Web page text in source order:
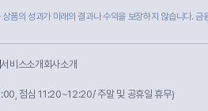
품의 성과가 미래의 결과나 수익을 보장하지 않습니다.
서비스소개 회사소개
점심 11:20~12:20/ 주말 및 공휴일 휴무)